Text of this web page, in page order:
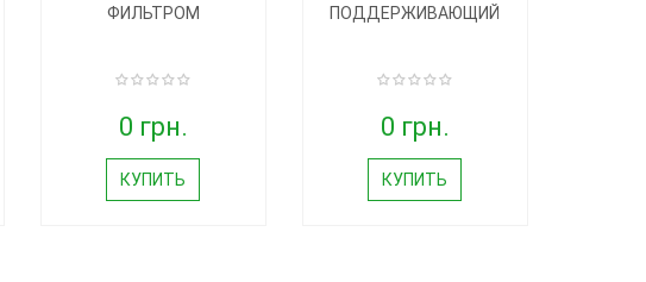
ФИЛЬТРОМ
0 грн.
КУПИТЬ
ПОДДЕРЖИВАЮЩИЙ
0 грн.
КУПИТЬ